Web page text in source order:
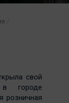
свой
городе
розничная